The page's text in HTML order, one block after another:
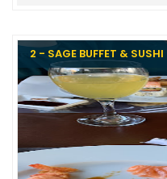
2 - SAGE BUFFET & SUSHI